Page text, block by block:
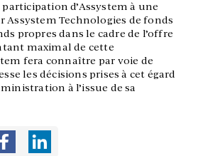
d’Assystem à une
Assystem Technologies de fonds
propres dans le cadre de l’offre
maximal de cette
fera connaître par voie de
les décisions prises à cet égard
à l’issue de sa